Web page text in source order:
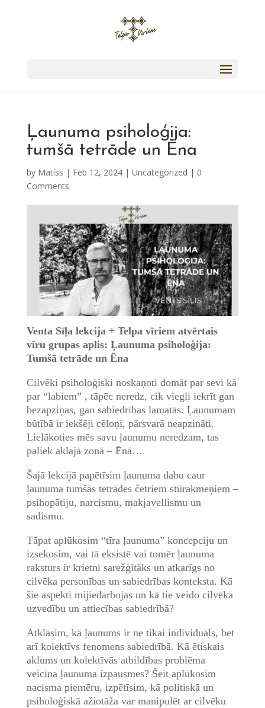
Ļaunuma psiholoģija:
tumšā tetrāde un Ēna
by Matīss | Feb 12, 2024| Uncategorized | 0
Comments
Venta Sīļa lekcija + Telpa vīriem atvērtais
vīru grupas aplis: Ļaunuma psiholoģija:
Tumšā tetrāde un Ēna
Cilvēki psiholoģiski noskaņoti domāt par sevi kā
par “labiem” , tāpēc neredz, cik viegli iekrīt gan
bezapziņas, gan sabiedrības lamatās. Ļaunumam
būtībā ir iekšēji cēloņi, pārsvarā neapzināti.
Lielākoties mēs savu ļaunumu neredzam, tas
paliek aklajā zonā – Ēnā…
Šajā lekcijā papētīsim ļaunuma dabu caur
ļaunuma tumšās tetrādes četriem stūrakmeņiem –
psihopātiju, narcismu, makjavellismu un
sadismu.
Tāpat aplūkosim “tīra ļaunuma” koncepciju un
izsekosim, vai tā eksistē vai tomēr ļaunuma
raksturs ir krietni sarežģītāks un atkarīgs no
cilvēka personības un sabiedrības konteksta. Kā
šie aspekti mijiedarbojas un kā tie veido cilvēka
uzvedību un attiecības sabiedrībā?
Atklāsim, kā ļaunums ir ne tikai individuāls, bet
arī kolektīvs fenomens sabiedrībā. Kā ētiskais
aklums un kolektīvās atbildības problēma
veicina ļaunuma izpausmes? Šeit aplūkosim
nacisma piemēru, izpētīsim, kā politiskā un
psiholoģiskā ažiotāža var manipulēt ar cilvēku